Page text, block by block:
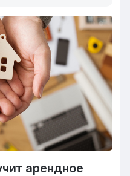
арендное